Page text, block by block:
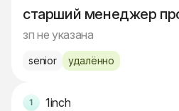
старший менеджер
зп не указана
senior удалённо
1inch